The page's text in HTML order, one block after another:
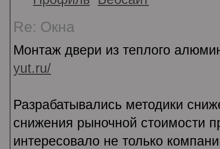
Re: Окна
Монтаж двери из теплого
yut.ru/
Разрабатывались методики
снижения рыночной стоимости
интересовало не только